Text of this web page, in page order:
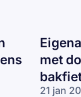
met
21 jan